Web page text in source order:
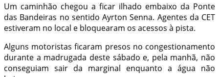
Um caminhão chegou a ficar ilhado embaixo da Ponte
das Bandeiras no sentido Ayrton Senna. Agentes da CET
estiveram no local e bloquearam os acessos à pista.
Alguns motoristas ficaram presos no congestionamento
durante a madrugada deste sábado e, pela manhã, não
conseguiam sair da marginal enquanto a água não